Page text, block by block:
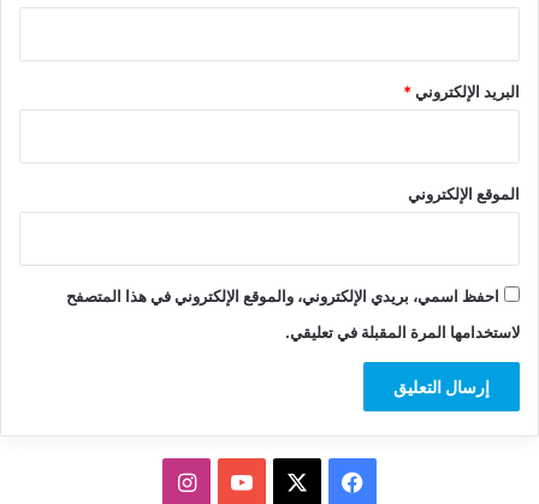
البريد الإلكتروني*
الموقع الإلكتروني
احفظ اسمي، بريدي الإلكتروني، والموقع الإلكتروني في هذا المتصفح
لاستخدامها المرة المقبلة في تعليقي.
فيسبوك ‫YouTubeانستقرام